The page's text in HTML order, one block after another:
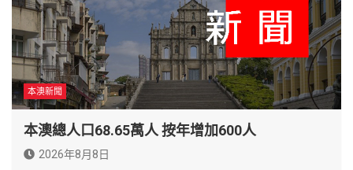
本澳新聞
本澳總人口68.65萬人 按年增加600人
2026年8月8日